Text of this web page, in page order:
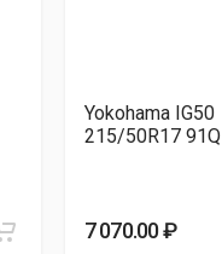
Yokohama IG50
215/50R17 91Q
7 070.00 ₽